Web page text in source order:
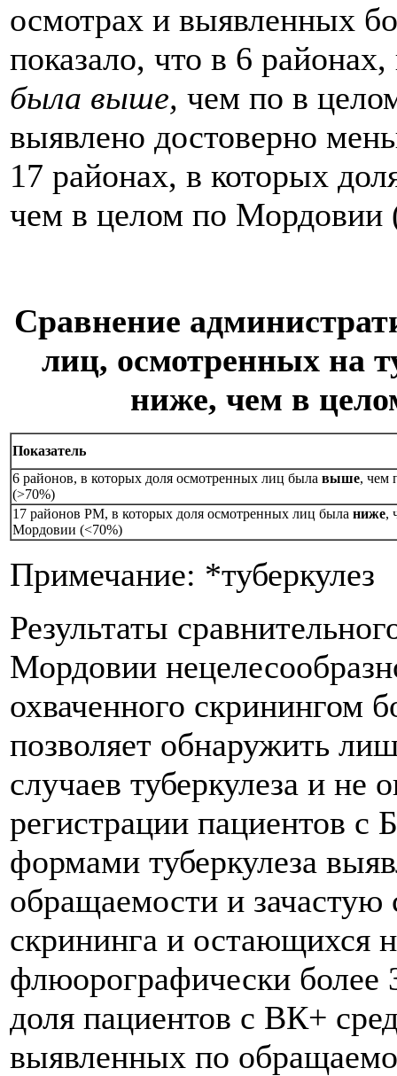
осмотрах и выявленных
показало, что в 6
была выше, чем по в
выявлено достоверно
17 районах, в которых
чем в целом по Мордовии
Сравнение
лиц, осмотренных на
ниже, чем в
Показатель
6 районов, в которых доля осмотренных лиц была выше, чем
(>70%)
17 районов РМ, в которых доля осмотренных лиц была ниже,
Мордовии (<70%)
Примечание: *туберкулез
Результаты
Мордовии
охваченного скринингом
позволяет обнаружить
случаев туберкулеза и не
регистрации пациентов
формами туберкулеза
обращаемости и
скрининга и остающихся
флюорографически более
доля пациентов с ВК+
выявленных по